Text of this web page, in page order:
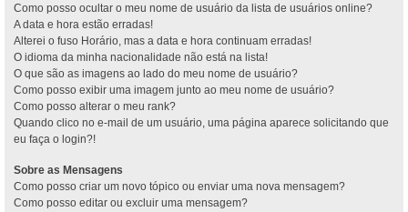
Como posso ocultar o meu nome de usuário da lista de usuários online?
A data e hora estão erradas!
Alterei o fuso Horário, mas a data e hora continuam erradas!
O idioma da minha nacionalidade não está na lista!
O que são as imagens ao lado do meu nome de usuário?
Como posso exibir uma imagem junto ao meu nome de usuário?
Como posso alterar o meu rank?
Quando clico no e-mail de um usuário, uma página aparece solicitando que
eu faça o login?!
Sobre as Mensagens
Como posso criar um novo tópico ou enviar uma nova mensagem?
Como posso editar ou excluir uma mensagem?